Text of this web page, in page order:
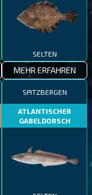
SELTEN
MEHR ERFAHREN
SPITZBERGEN
ATLANTISCHER
GABELDORSCH